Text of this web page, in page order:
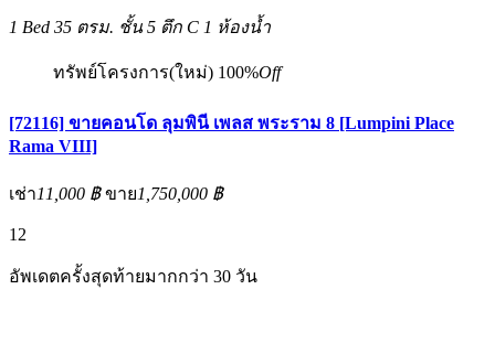
1 Bed 35 ตรม. ชั้น 5 ตึก C 1 ห้องน้ำ
ทรัพย์โครงการ(ใหม่) 100%Off
[72116] ขายคอนโด ลุมพินี เพลส พระราม 8 [Lumpini Place
Rama VIII]
เช่า11,000 ฿ ขาย1,750,000 ฿
12
อัพเดตครั้งสุดท้ายมากกว่า 30 วัน